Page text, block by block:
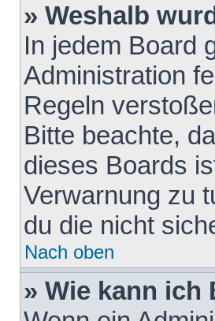
» Weshalb
In jedem Board
Administration
Regeln
Bitte beachte,
dieses Boards
Verwarnung zu
du die nicht
Nach oben
» Wie kann ich